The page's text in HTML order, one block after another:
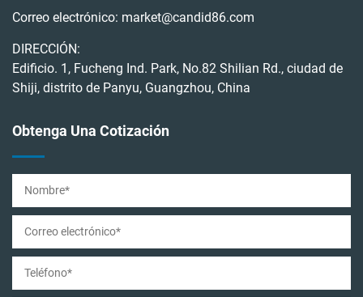
Correo electrónico: market@candid86.com
DIRECCIÓN:
Edificio. 1, Fucheng Ind. Park, No.82 Shilian Rd., ciudad de
Shiji, distrito de Panyu, Guangzhou, China
Obtenga Una Cotización